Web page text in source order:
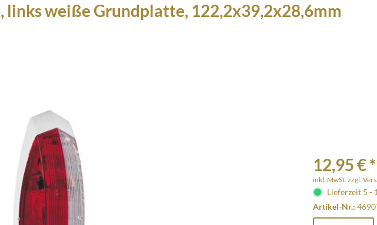
weiße Grundplatte, 122,2x39,2x28,6mm
12,95 € *
inkl. MwSt.zzgl.
Lieferzeit 5 -
Artikel-Nr.: